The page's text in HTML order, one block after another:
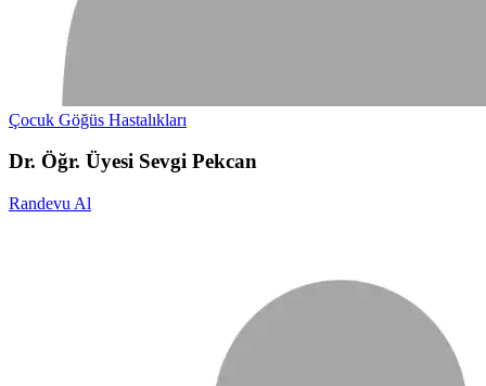
Çocuk Göğüs Hastalıkları
Dr. Öğr. Üyesi Sevgi Pekcan
Randevu Al